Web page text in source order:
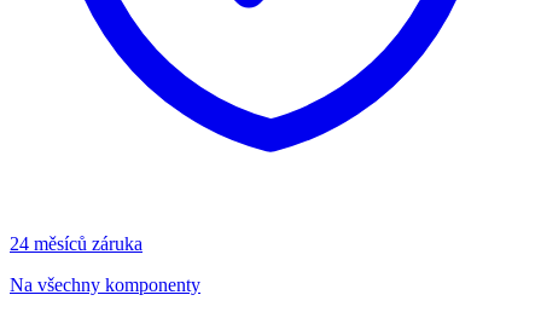
24 měsíců záruka
Na všechny komponenty